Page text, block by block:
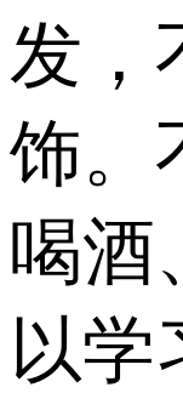
发，
饰。
喝酒
以学